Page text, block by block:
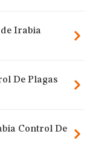
de Irabia
De Plagas
Control De